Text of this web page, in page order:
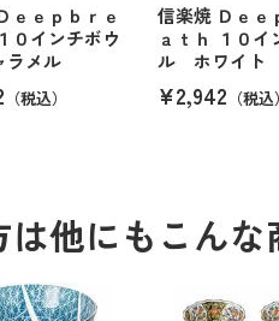
ｅｅｐｂｒｅ
０インチボウ
メル
（税込）
信楽焼 Ｄｅｅ
ａｔｈ １０イ
ル ホワイト
¥2,942 （税込）
他にもこん